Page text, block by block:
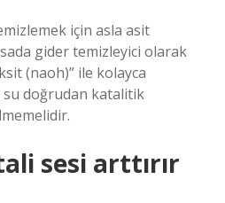
için asla asit
gider temizleyici olarak
(naoh)” ile kolayca
su doğrudan katalitik
sesi arttırır